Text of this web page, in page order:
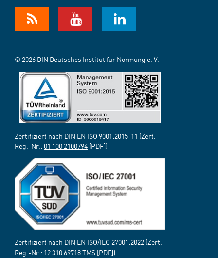
© 2026 DIN Deutsches Institut für Normung e. V.
Zertifiziert nach DIN EN ISO 9001:2015-11 (Zert.-
Reg.-Nr.: 01 100 2100794 [PDF])
Zertifiziert nach DIN EN ISO/IEC 27001:2022 (Zert.-
Reg.-Nr.: 12 310 69718 TMS [PDF])